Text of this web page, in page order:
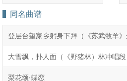
同名曲谱
登层台望家乡躬身下拜（《苏武牧羊》
大雪飘，扑人面（《野猪林）林冲唱段
梨花颂·蝶恋